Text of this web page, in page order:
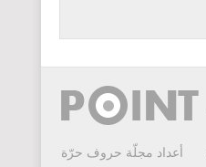
أعداد مجلّة حروف حرّة